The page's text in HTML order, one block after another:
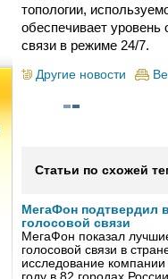
топологии,
обеспечивает уровень
связи в режиме 24/7.
Другие новости
Статьи по схожей
МегаФон подтвердил
голосовой связи
МегаФон показал
голосовой связи в
исследование